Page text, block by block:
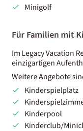
Minigolf
Für Familien mit
Im Legacy Vacation
einzigartigen
Weitere Angebote
Kinderspielplatz
Kinderpool
Kinderclub/